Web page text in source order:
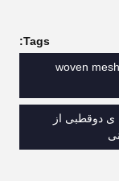
Tags:
woven
ی دوقطبی از